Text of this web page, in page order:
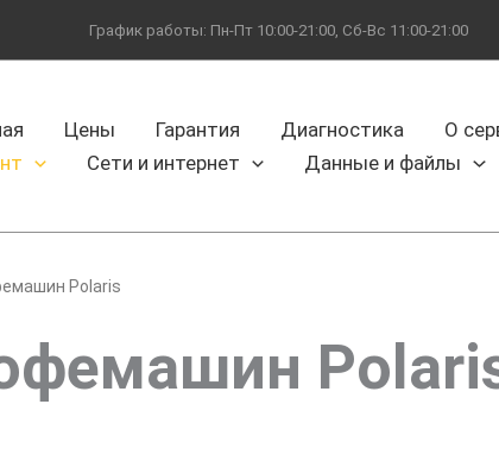
График работы: Пн-Пт 10:00-21:00, Сб-Вс 11:00-21:00
Цены Гарантия Диагностика О
Сети и интернет Данные и файлы
Polaris